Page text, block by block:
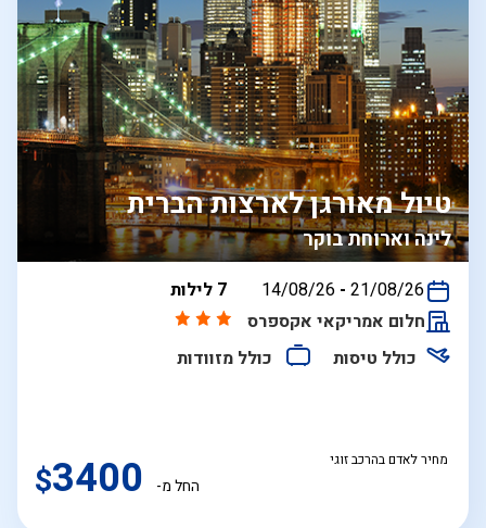
לינה וארוחת בוקר
טיול מאורגן לארצות הברית
בין
14/08/26 - 21/08/26
7 לילות
חלום אמריקאי אקספרס
כולל טיסות
כולל מזוודות
מחיר לאדם בהרכב זוגי
החל מ- $3400